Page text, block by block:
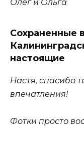
Олег и Ольга
Сохраненные
настоящие
Настя, спасибо
впечатления!
Фотки просто